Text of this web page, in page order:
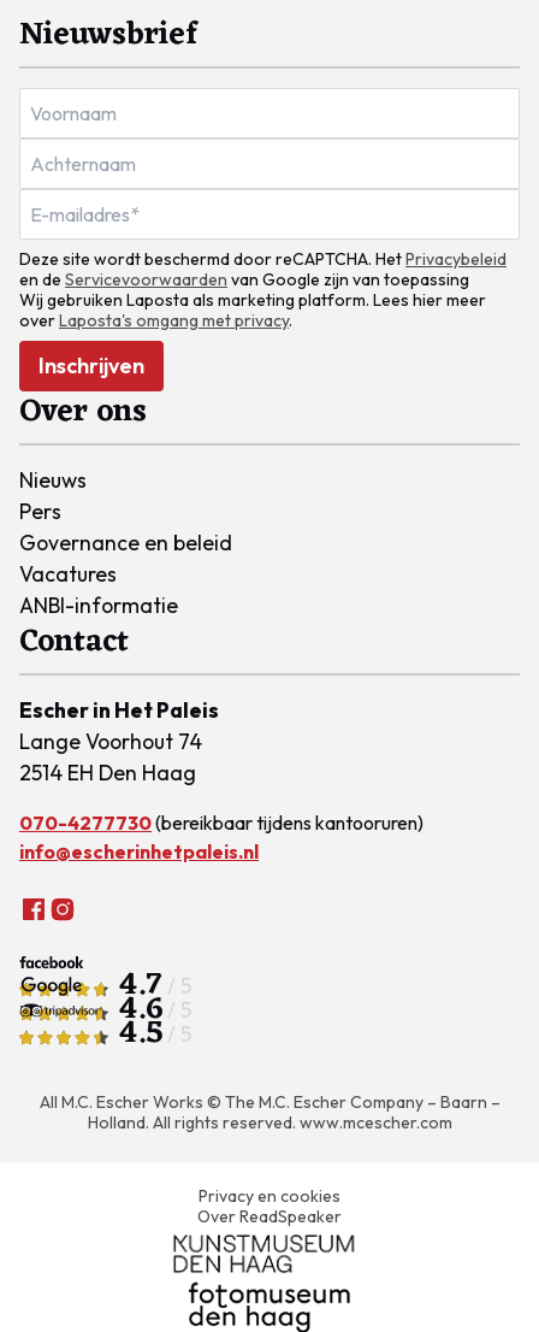
Nieuwsbrief
Deze site wordt beschermd door reCAPTCHA. HetPrivacybeleid
en de Servicevoorwaarden van Google zijn van toepassing
Wij gebruiken Laposta als marketing platform. Lees hier meer
overLaposta's omgang met privacy.
Inschrijven
Over ons
Nieuws
Pers
Governance en beleid
Vacatures
ANBI-informatie
Contact
Escher in Het Paleis
Lange Voorhout 74
2514 EH Den Haag
070-4277730(bereikbaar tijdens kantooruren)
info@escherinhetpaleis.nl
4.7 / 5
4.6 / 5
4.5 / 5
All M.C. Escher Works © The M.C. Escher Company – Baarn –
Holland. All rights reserved. www.mcescher.com
Privacy en cookies
Over ReadSpeaker